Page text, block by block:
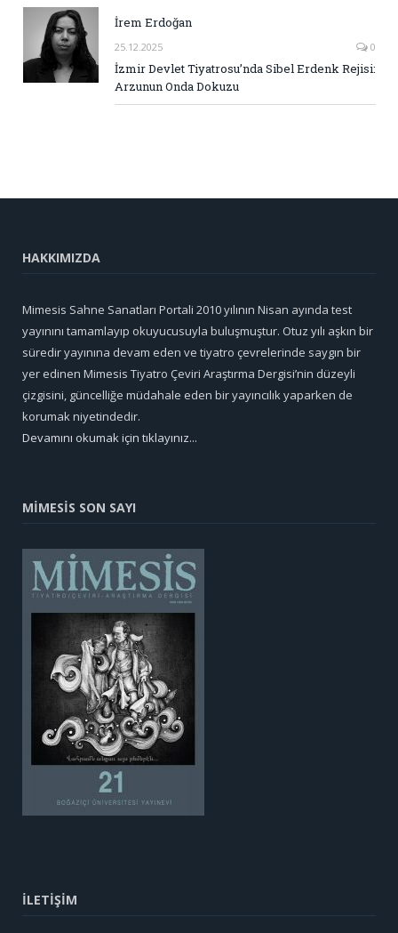
İrem Erdoğan
25.12.2025 0
İzmir Devlet Tiyatrosu’nda Sibel Erdenk Rejisi:
Arzunun Onda Dokuzu
HAKKIMIZDA
Mimesis Sahne Sanatları Portali 2010 yılının Nisan ayında test
yayınını tamamlayıp okuyucusuyla buluşmuştur. Otuz yılı aşkın bir
süredir yayınına devam eden ve tiyatro çevrelerinde saygın bir
yer edinen Mimesis Tiyatro Çeviri Araştırma Dergisi’nin düzeyli
çizgisini, güncelliğe müdahale eden bir yayıncılık yaparken de
korumak niyetindedir.
Devamını okumak için tıklayınız...
MİMESİS SON SAYI
İLETİŞİM